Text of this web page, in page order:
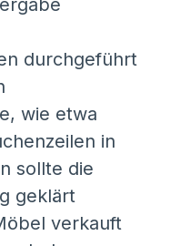
durchgeführt
wie etwa
in
sollte die
geklärt
verkauft